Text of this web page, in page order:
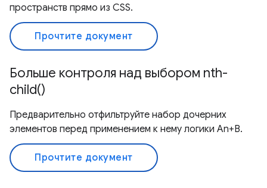
пространств прямо из CSS.
Прочтите документ
Больше контроля над выбором nth-
child()
Предварительно отфильтруйте набор дочерних
элементов перед применением к нему логики An+B.
Прочтите документ